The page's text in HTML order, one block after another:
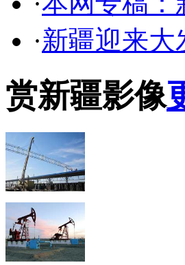
·新疆迎来大
赏新疆影像